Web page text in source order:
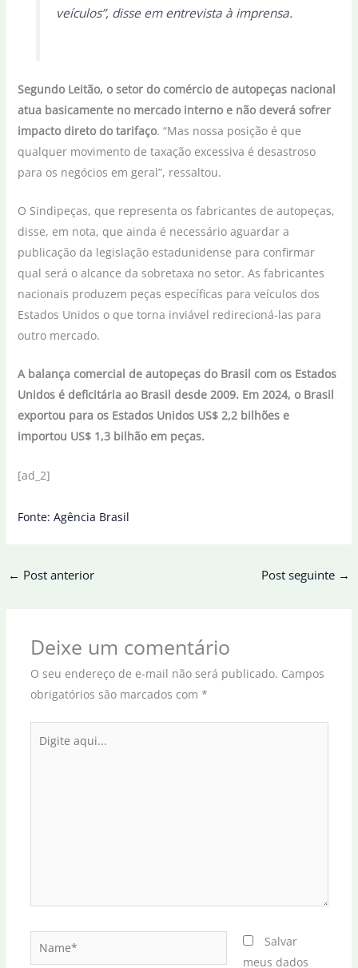
veículos”, disse em entrevista à imprensa.
Segundo Leitão, o setor do comércio de autopeças nacional
atua basicamente no mercado interno e não deverá sofrer
impacto direto do tarifaço. “Mas nossa posição é que
qualquer movimento de taxação excessiva é desastroso
para os negócios em geral”, ressaltou.
O Sindipeças, que representa os fabricantes de autopeças,
disse, em nota, que ainda é necessário aguardar a
publicação da legislação estadunidense para confirmar
qual será o alcance da sobretaxa no setor. As fabricantes
nacionais produzem peças específicas para veículos dos
Estados Unidos o que torna inviável redirecioná-las para
outro mercado.
A balança comercial de autopeças do Brasil com os Estados
Unidos é deficitária ao Brasil desde 2009. Em 2024, o Brasil
exportou para os Estados Unidos US$ 2,2 bilhões e
importou US$ 1,3 bilhão em peças.
[ad_2]
Fonte: Agência Brasil
← Post anterior Post seguinte →
Deixe um comentário
O seu endereço de e-mail não será publicado. Campos
obrigatórios são marcados com *
aqui...
Salvar
meus dados